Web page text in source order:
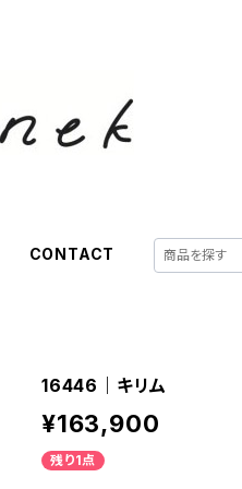
CONTACT
16446｜キリム
¥163,900
残り1点